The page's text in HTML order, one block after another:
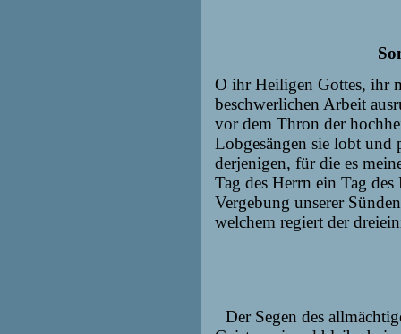
O ihr Heiligen Gottes, ihr
beschwerlichen Arbeit
vor dem Thron der
Lobgesängen sie lobt und
derjenigen, für die es
Tag des Herrn ein Tag
Vergebung unserer
welchem regiert der
Der Segen des